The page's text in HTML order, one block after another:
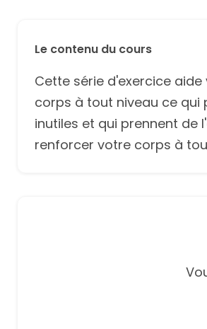
Le contenu du cours
Cette série d'exercice
corps à tout niveau ce qui
inutiles et qui prennent de
renforcer votre corps à